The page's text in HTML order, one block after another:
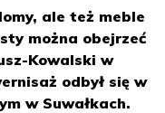
ale też meble
można obejrzeć
Kowalski w
odbył się w
w Suwałkach.